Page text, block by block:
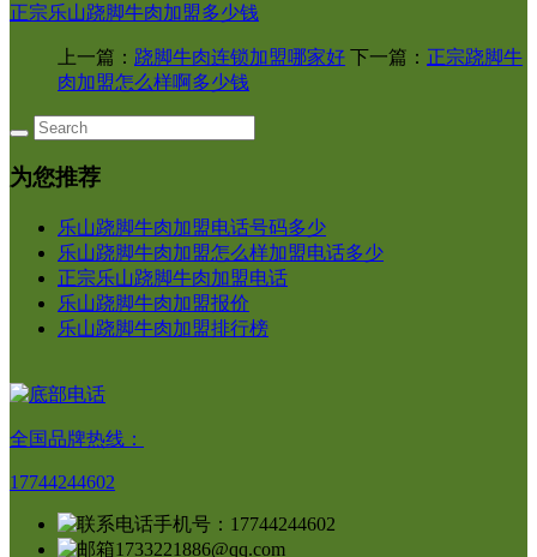
正宗乐山跷脚牛肉加盟多少钱
上一篇： 跷脚牛肉连锁加盟哪家好 下一篇： 正宗跷脚牛
肉加盟怎么样啊多少钱
为您推荐
乐山跷脚牛肉加盟电话号码多少
乐山跷脚牛肉加盟怎么样加盟电话多少
正宗乐山跷脚牛肉加盟电话
乐山跷脚牛肉加盟报价
乐山跷脚牛肉加盟排行榜
全国品牌热线：
17744244602
手机号：17744244602
1733221886@qq.com